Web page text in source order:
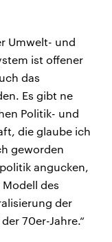
Umwelt- und
ist offener
das
Es gibt ne
Politik- und
die glaube ich
geworden
angucken,
des
der
70er-Jahre.“